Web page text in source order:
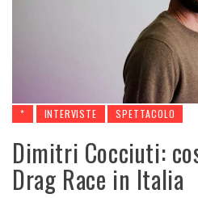
* INTERVISTE SPETTACOLO
Dimitri Cocciuti:
Drag Race in Italia